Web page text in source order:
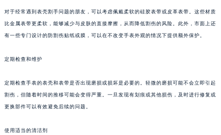
对于经常遇到表壳割手问题的朋友，可以考虑佩戴柔软的硅胶表带或皮革表带。这些材质
比金属表带更柔软，能够减少与皮肤的直接摩擦，从而降低割伤的风险。此外，市面上还
有一些专门设计的防割伤贴纸或膜，可以在不改变手表外观的情况下提供额外保护。
定期检查和维护
定期检查手表的表壳和表带是否出现磨损或损坏是必要的。轻微的磨损可能不会立即引起
割伤，但随着时间的推移可能会变得严重。一旦发现有划痕或其他损伤，及时进行修复或
更换部件可以有效避免后续的问题。
使用适当的清洁剂